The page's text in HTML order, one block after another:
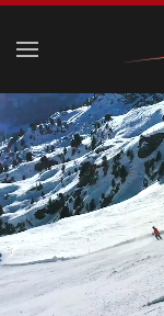
Skip to main